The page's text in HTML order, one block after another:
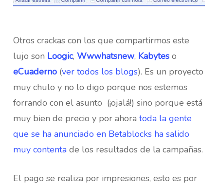
Otros crackas con los que compartirmos este
lujo son Loogic, Wwwhatsnew, Kabyteso
eCuaderno(ver todos los blogs). Es un proyecto
muy chulo y no lo digo porque nos estemos
forrando con el asunto (¡ojalá!) sino porque está
muy bien de precio y por ahora toda la gente
que se ha anunciado en Betablocks ha salido
muy contentade los resultados de la campañas.
El pago se realiza por impresiones, esto es por